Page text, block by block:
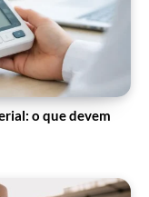
o que devem